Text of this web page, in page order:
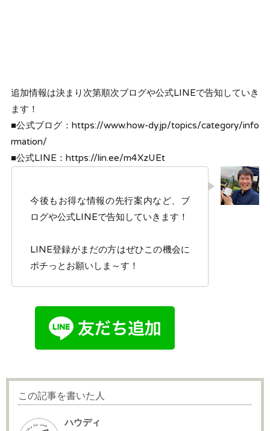
追加情報は決まり次第順次ブログや公式LINEで告知していき
ます！
■公式ブログ：https://www.how-dy.jp/topics/category/info
rmation/
■公式LINE：https://lin.ee/m4XzUEt
今後もお得な情報の先行案内など、ブ
ログや公式LINEで告知していきます！
LINE登録がまだの方はぜひこの機会に
ポチっとお願いしま～す！
この記事を書いた人
ハウディ